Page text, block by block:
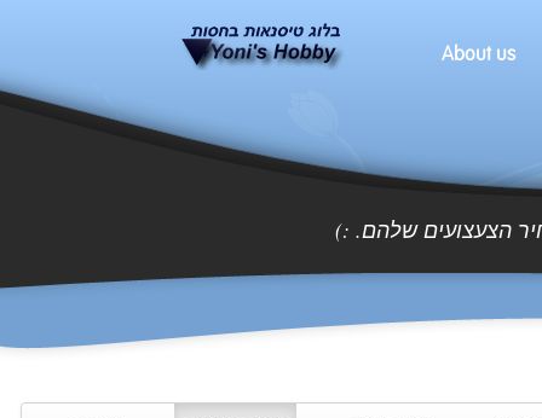
About us
הצעצועים שלהם. :)